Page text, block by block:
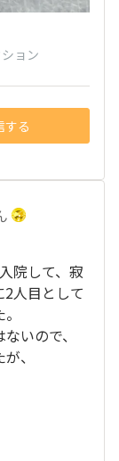
ョン
する
院して、寂
人目として
いので、
、